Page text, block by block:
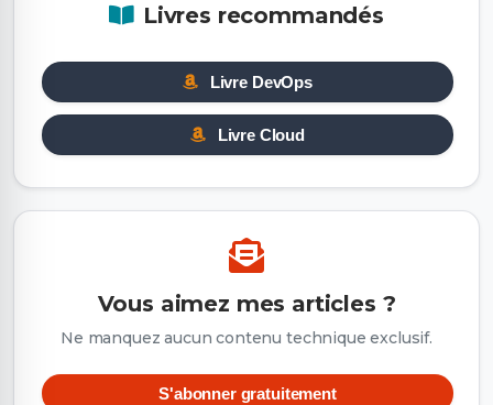
Livres recommandés
Livre DevOps
Livre Cloud
Vous aimez mes articles ?
Ne manquez aucun contenu technique exclusif.
S'abonner gratuitement